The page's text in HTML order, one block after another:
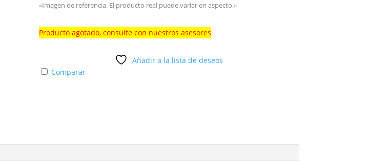
«Imagen de referencia. El producto real puede variar en aspecto.»
Producto agotado, consulte con nuestros asesores
Añadir a la lista de deseos
Comparar